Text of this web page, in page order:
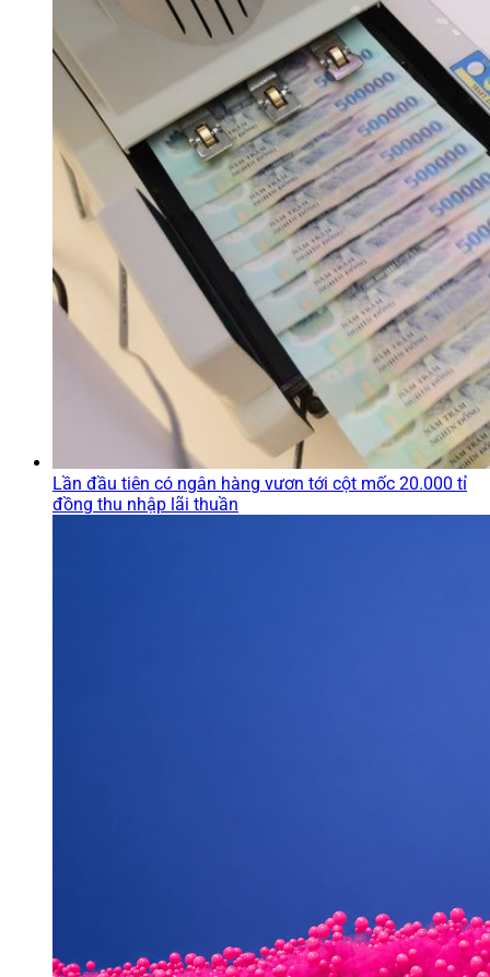
Lần đầu tiên có ngân hàng vươn tới cột mốc 20.000 tỉ
đồng thu nhập lãi thuần